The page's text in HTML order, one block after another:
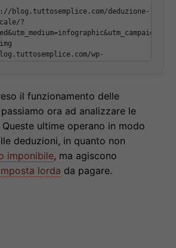
il funzionamento delle
passiamo ora ad analizzare le
Queste ultime operano in modo
deduzioni, in quanto non
imponibile, ma agiscono
lorda da pagare.